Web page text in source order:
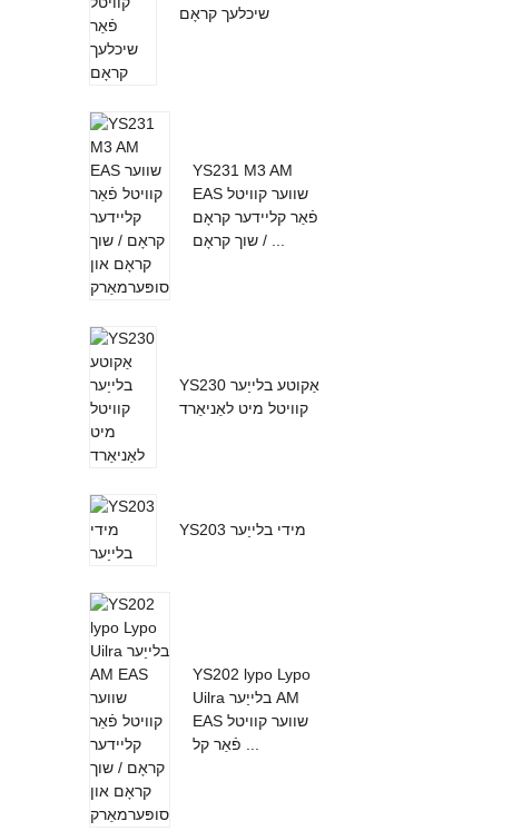
שיכלעך קראָם
YS231 M3 AM
EAS שווער קוויטל
פֿאַר קליידער קראָם
/ שוך קראָם ...
YS230 אַקוטע בלייַער
קוויטל מיט לאַניאַרד
YS203 מידי בלייַער
YS202 lypo Lypo
Uilra בלייַער AM
EAS שווער קוויטל